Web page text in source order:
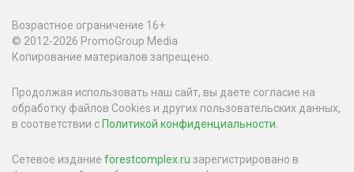
Возрастное ограничение 16+
© 2012-2026 PromoGroup Media
Копирование материалов запрещено.
Продолжая использовать наш сайт, вы даете согласие на
обработку файлов Cookies и других пользовательских данных,
в соответствии с Политикой конфиденциальности
Сетевое издание forestcomplex.ru зарегистрировано в